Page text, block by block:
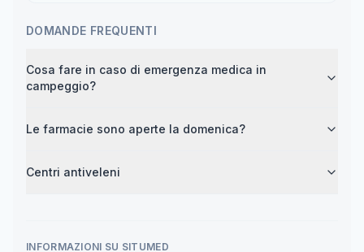
DOMANDE FREQUENTI
Cosa fare in caso di emergenza medica in
campeggio?
Le farmacie sono aperte la domenica?
Centri antiveleni
INFORMAZIONI SU SITUMED